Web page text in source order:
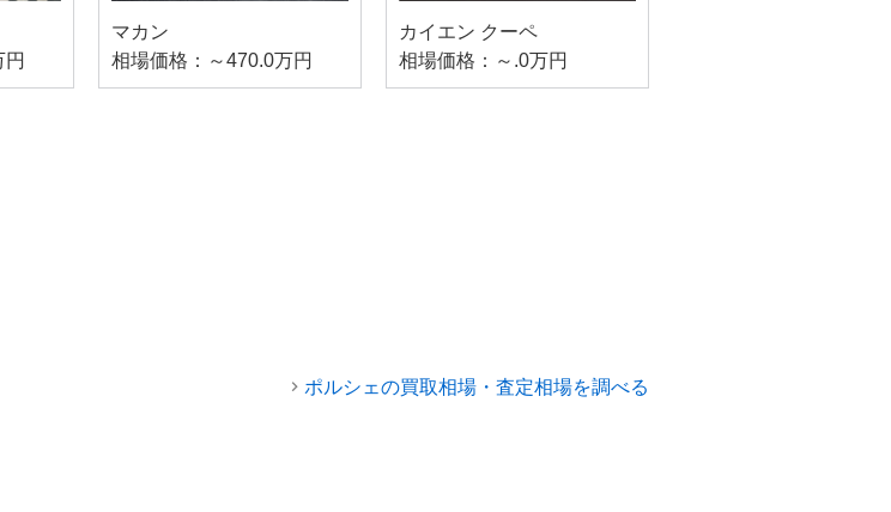
マカン
相場価格：～470.0万円
カイエン クーペ
相場価格：～.0万円
ポルシェの買取相場・査定相場を調べる